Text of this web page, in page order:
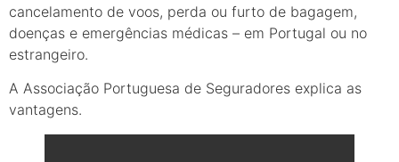
cancelamento de voos, perda ou furto de bagagem,
doenças e emergências médicas – em Portugal ou no
estrangeiro.
A Associação Portuguesa de Seguradores explica as
vantagens.